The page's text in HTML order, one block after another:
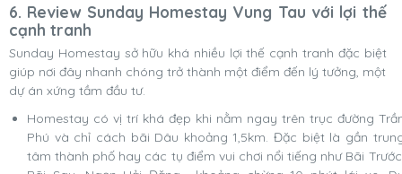
6. Review Sunday Homestay Vung Tau với lợi thế
cạnh tranh
Sunday Homestay sở hữu khá nhiều lợi thế cạnh tranh đặc biệt
giúp nơi đây nhanh chóng trở thành một điểm đến lý tưởng, một
dự án xứng tầm đầu tư.
Homestay có vị trí khá đẹp khi nằm ngay trên trục đường
Phú và chỉ cách bãi Dâu khoảng 1,5km. Đặc biệt là gần
tâm thành phố hay các tụ điểm vui chơi nổi tiếng như Bãi